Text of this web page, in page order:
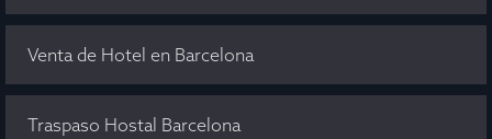
Venta de Hotel en Barcelona
Traspaso Hostal Barcelona